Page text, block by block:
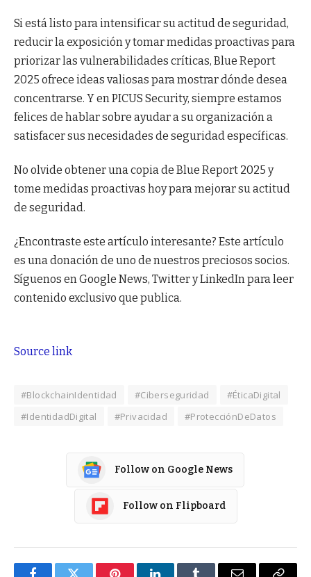
Si está listo para intensificar su actitud de seguridad,
reducir la exposición y tomar medidas proactivas para
priorizar las vulnerabilidades críticas, Blue Report
2025 ofrece ideas valiosas para mostrar dónde desea
concentrarse. Y en PICUS Security, siempre estamos
felices de hablar sobre ayudar a su organización a
satisfacer sus necesidades de seguridad específicas.
No olvide obtener una copia de Blue Report 2025 y
tome medidas proactivas hoy para mejorar su actitud
de seguridad.
¿Encontraste este artículo interesante? Este artículo
es una donación de uno de nuestros preciosos socios.
Síguenos en Google News, Twitter y LinkedIn para leer
contenido exclusivo que publica.
Source link
#BlockchainIdentidad #Ciberseguridad
#ÉticaDigital
#IdentidadDigital
#Privacidad #ProtecciónDeDatos
Follow on Google News
Follow on Flipboard